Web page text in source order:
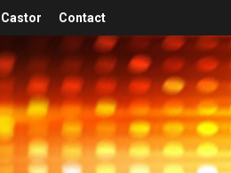
Contact